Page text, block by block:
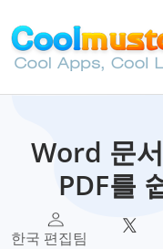
Word 문
PDF를
한국 편집팀